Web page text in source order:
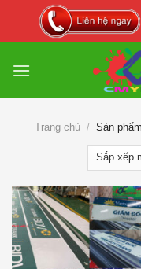
Trang chủ / Sản